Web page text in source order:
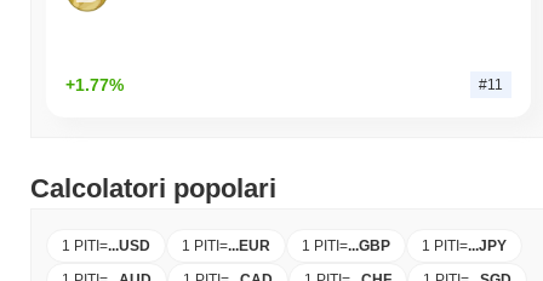
+1.77% #11
Calcolatori popolari
1 PITI =...USD 1 PITI =...EUR 1 PITI =...GBP 1 PITI =...JPY